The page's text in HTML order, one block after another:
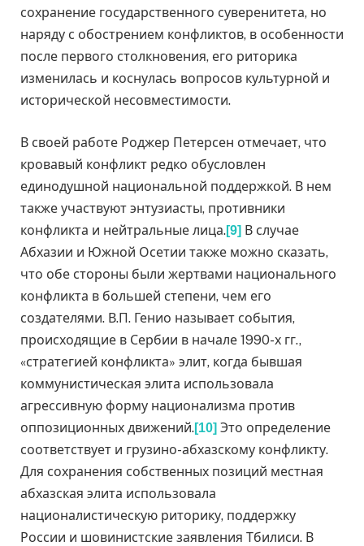
сохранение государственного суверенитета, но
наряду с обострением конфликтов, в особенности
после первого столкновения, его риторика
изменилась и коснулась вопросов культурной и
исторической несовместимости.
В своей работе Роджер Петерсен отмечает, что
кровавый конфликт редко обусловлен
единодушной национальной поддержкой. В нем
также участвуют энтузиасты, противники
конфликта и нейтральные лица.[9] В случае
Абхазии и Южной Осетии также можно сказать,
что обе стороны были жертвами национального
конфликта в большей степени, чем его
создателями. В.П. Генио называет события,
происходящие в Сербии в начале 1990-х гг.,
«стратегией конфликта» элит, когда бывшая
коммунистическая элита использовала
агрессивную форму национализма против
оппозиционных движений.[10] Это определение
соответствует и грузино-абхазскому конфликту.
Для сохранения собственных позиций местная
абхазская элита использовала
националистическую риторику, поддержку
России и шовинистские заявления Тбилиси. В